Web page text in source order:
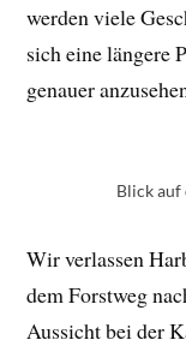
werden viele
sich eine längere
genauer
Blick auf
Wir verlassen
dem Forstweg
Aussicht bei der